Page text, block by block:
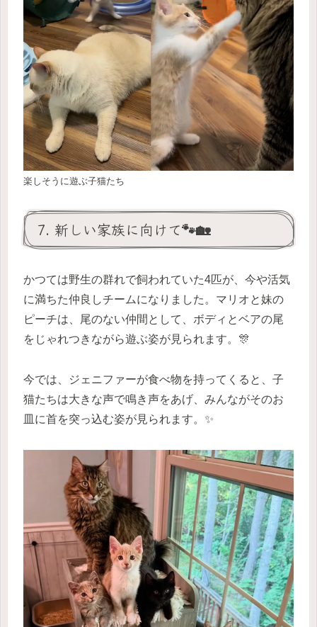
楽しそうに遊ぶ子猫たち
7. 新しい家族に向けて🐾🏡
かつては野生の群れで飼われていた4匹が、今や活気
に満ちた仲良しチームになりました。マリオと妹の
ピーチは、尾のない仲間として、ボディとベアの尾
をじゃれつきながら遊ぶ姿が見られます。🎊
今では、ジェニファーが食べ物を持ってくると、子
猫たちは大きな声で鳴き声をあげ、みんながそのお
皿に首を突っ込む姿が見られます。✨